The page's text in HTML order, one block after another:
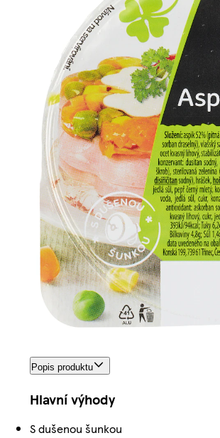
Popis produktu
Hlavní výhody
S dušenou šunkou